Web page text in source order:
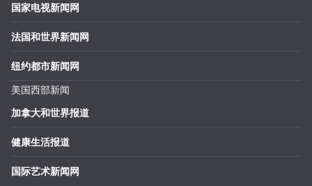
国家电视新闻网
法国和世界新闻网
纽约都市新闻网
美国西部新闻
加拿大和世界报道
健康生活报道
国际艺术新闻网